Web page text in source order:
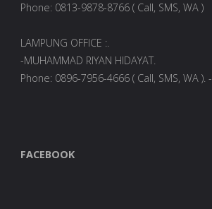
Phone: 0813-9878-8766 ( Call, SMS, WA )
LAMPUNG OFFICE :.
-MUHAMMAD RIYAN HIDAYAT.
Phone: 0896-7956-4666 ( Call, SMS, WA ). -
FACEBOOK